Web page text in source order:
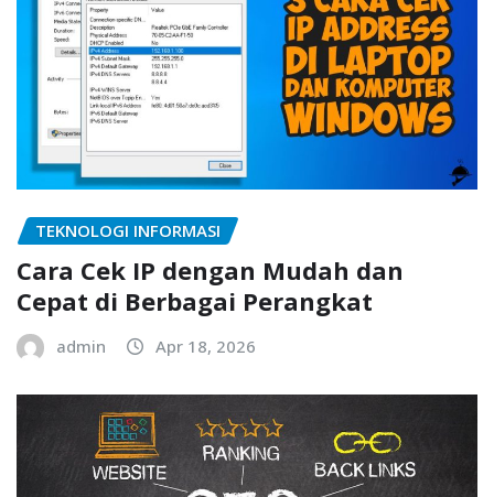
TEKNOLOGI INFORMASI
Cara Cek IP dengan Mudah dan
Cepat di Berbagai Perangkat
admin Apr 18, 2026